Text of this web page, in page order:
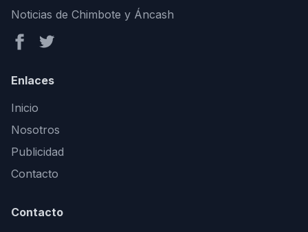
Noticias de Chimbote y Áncash
Enlaces
Inicio
Nosotros
Publicidad
Contacto
Contacto